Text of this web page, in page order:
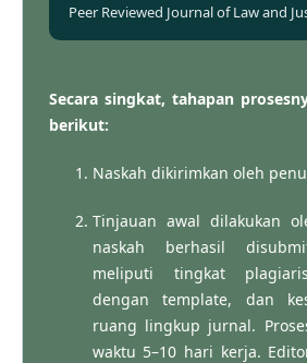
Peer Reviewed Journal of Law and
Secara singkat, tahapan
berikut:
Naskah dikirimkan oleh
Tinjauan awal dilakukan
naskah berhasil
meliputi tingkat
dengan template, dan
ruang lingkup jurnal.
waktu 5–10 hari kerja.